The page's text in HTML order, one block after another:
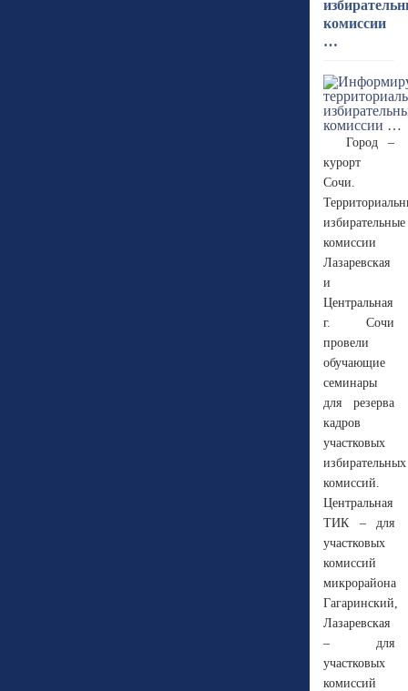
комиссии
…
Город –
курорт
Сочи.
избирательные
комиссии
Лазаревская
и
Центральная
г. Сочи
провели
обучающие
семинары
для резерва
кадров
участковых
избирательных
комиссий.
Центральная
ТИК – для
участковых
комиссий
микрорайона
Гагаринский,
Лазаревская
– для
участковых
комиссий